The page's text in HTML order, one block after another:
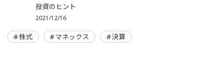
投資のヒント
2021/12/16
株式 マネックス 決算